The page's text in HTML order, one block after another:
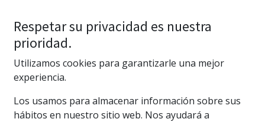
Seachem Axolotl Buffer 250ml
(0 reseña)
Respetar su privacidad es nuestra
prioridad.
Utilizamos cookies para garantizarle una mejor
experiencia.
Los usamos para almacenar información sobre sus
hábitos en nuestro sitio web. Nos ayudará a